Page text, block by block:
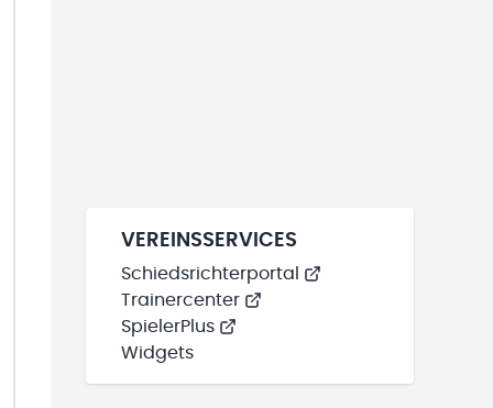
VEREINSSERVICES
Schiedsrichterportal
Trainercenter
SpielerPlus
Widgets